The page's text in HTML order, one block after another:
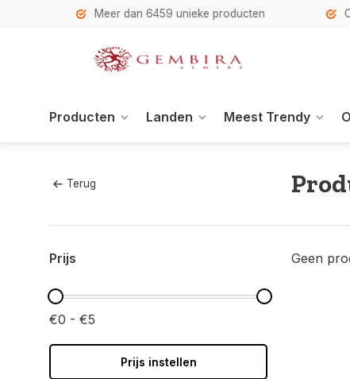
Meer dan 6459 unieke producten Onze
Producten Landen Meest Trendy
Terug
Prijs
€0 - €5
Prijs instellen
Geen